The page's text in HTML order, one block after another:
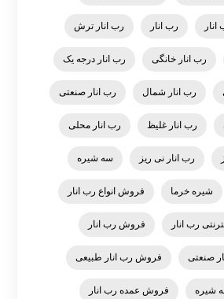
رب انار رب انار ترش
رب انار خانگی رب انار درجه یک
رب انار شمال رب انار صنعتی
رب انار غلیظ رب انار محلی
رب انار نی ریز سه شیره
شیره خرما فروش انواع رب انار
رب انار فروش رب انار
صنعتی فروش رب انار طبیعی
شیره فروش عمده رب انار